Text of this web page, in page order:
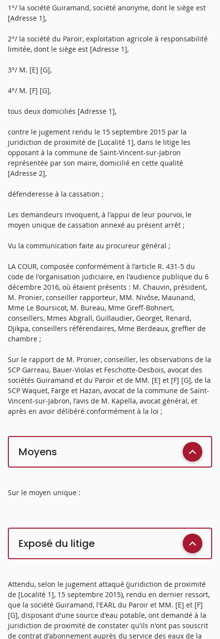
1°/ la société Guiramand, société anonyme, dont le siège est
[Adresse 1],
2°/ la société du Paroir, exploitation agricole à responsabilité
limitée, dont le siège est [Adresse 1],
3°/ M. [E] [G],
4°/ M. [F] [G],
tous deux domiciliés [Adresse 1],
contre le jugement rendu le 15 septembre 2015 par la
juridiction de proximité de [Localité 1], dans le litige les
opposant à la commune de Saint-Vincent-sur-Jabron
représentée par son maire, domicilié en cette qualité
[Adresse 2],
défenderesse à la cassation ;
Les demandeurs invoquent, à l'appui de leur pourvoi, le
moyen unique de cassation annexé au présent arrêt ;
Vu la communication faite au procureur général ;
LA COUR, composée conformément à l'article R. 431-5 du
code de l'organisation judiciaire, en l'audience publique du 6
décembre 2016, où étaient présents : M. Chauvin, président,
M. Pronier, conseiller rapporteur, MM. Nivôse, Maunand,
Mme Le Boursicot, M. Bureau, Mme Greff-Bohnert,
conseillers, Mmes Abgrall, Guillaudier, Georget, Renard,
Djikpa, conseillers référendaires, Mme Berdeaux, greffier de
chambre ;
Sur le rapport de M. Pronier, conseiller, les observations de la
SCP Garreau, Bauer-Violas et Feschotte-Desbois, avocat des
sociétés Guiramand et du Paroir et de MM. [E] et [F] [G], de la
SCP Waquet, Farge et Hazan, avocat de la commune de Saint-
Vincent-sur-Jabron, l'avis de M. Kapella, avocat général, et
après en avoir délibéré conformément à la loi ;
Moyens
Sur le moyen unique :
Exposé du litige
Attendu, selon le jugement attaqué (juridiction de proximité
de [Localité 1], 15 septembre 2015), rendu en dernier ressort,
que la société Guiramand, l'EARL du Paroir et MM. [E] et [F]
[G], disposant d'une source d'eau potable, ont demandé à la
juridiction de proximité de constater qu'ils n'ont pas souscrit
de contrat d'abonnement auprès du service des eaux de la